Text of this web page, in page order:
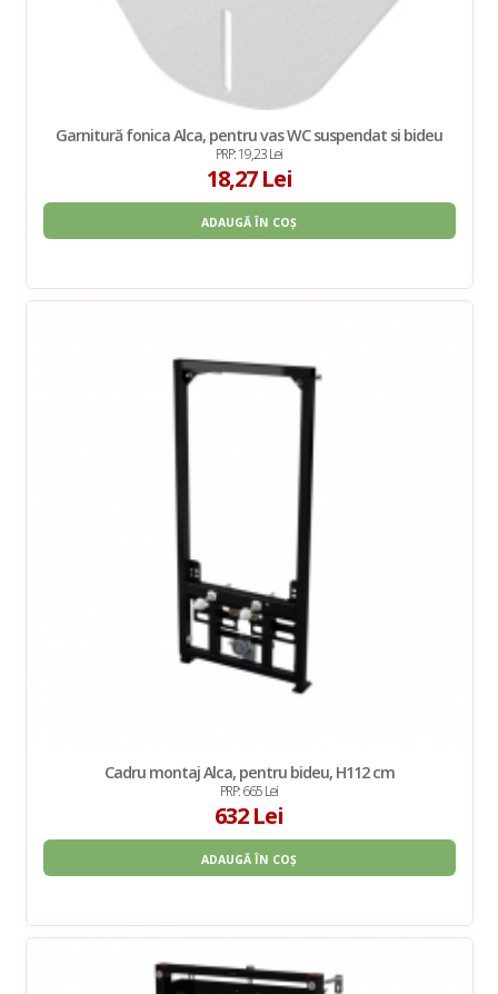
Garnitură fonica Alca, pentru vas WC suspendat si bideu
PRP: 19,23 Lei
18,27 Lei
ADAUGĂ ÎN COȘ
Cadru montaj Alca, pentru bideu, H112 cm
PRP: 665 Lei
632 Lei
ADAUGĂ ÎN COȘ